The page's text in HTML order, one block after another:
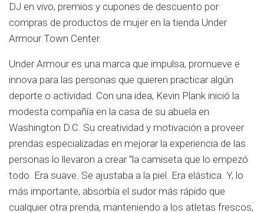
DJ en vivo, premios y cupones de descuento por
compras de productos de mujer en la tienda Under
Armour Town Center.
Under Armour es una marca que impulsa, promueve e
innova para las personas que quieren practicar algún
deporte o actividad. Con una idea, Kevin Plank inició la
modesta compañía en la casa de su abuela en
Washington D.C. Su creatividad y motivación a proveer
prendas especializadas en mejorar la experiencia de las
personas lo llevaron a crear “la camiseta que lo empezó
todo. Era suave. Se ajustaba a la piel. Era elástica. Y, lo
más importante, absorbía el sudor más rápido que
cualquier otra prenda, manteniendo a los atletas frescos,